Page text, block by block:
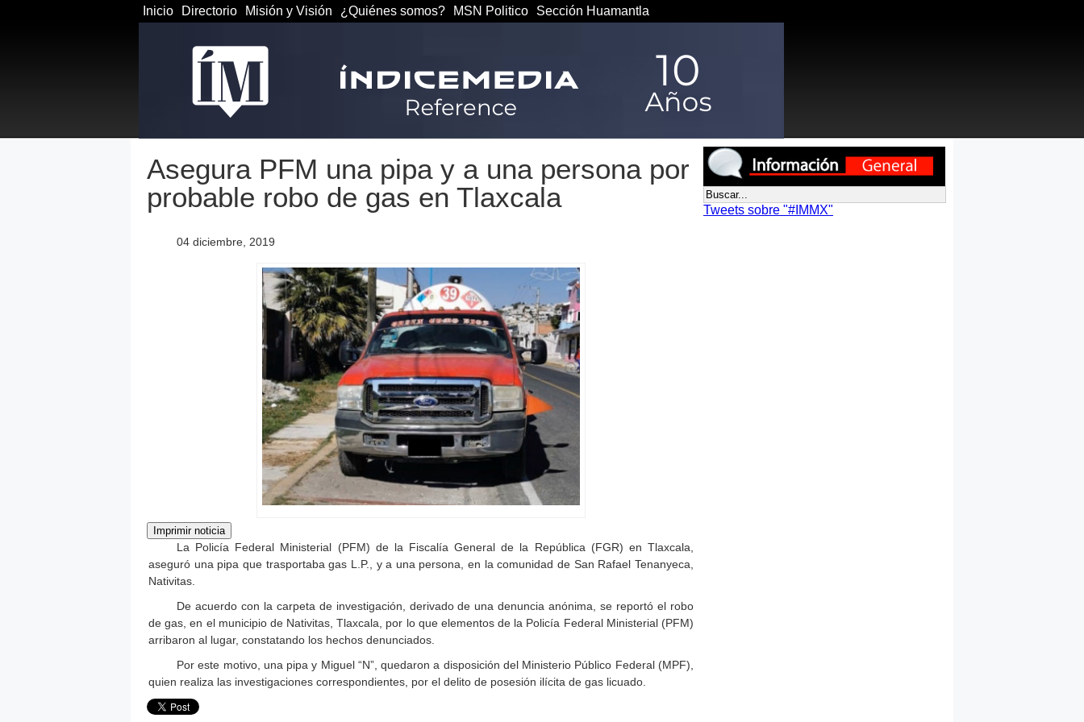
Inicio Directorio Misión y Visión ¿Quiénes somos? MSN Politico Sección Huamantla
Asegura PFM una pipa y a una persona por
probable robo de gas en Tlaxcala
04 diciembre, 2019
La Policía Federal Ministerial (PFM) de la Fiscalía General de la República (FGR) en Tlaxcala,
aseguró una pipa que trasportaba gas L.P., y a una persona, en la comunidad de San Rafael Tenanyeca,
Nativitas.
De acuerdo con la carpeta de investigación, derivado de una denuncia anónima, se reportó el robo
de gas, en el municipio de Nativitas, Tlaxcala, por lo que elementos de la Policía Federal Ministerial (PFM)
arribaron al lugar, constatando los hechos denunciados.
Por este motivo, una pipa y Miguel “N”, quedaron a disposición del Ministerio Público Federal (MPF),
quien realiza las investigaciones correspondientes, por el delito de posesión ilícita de gas licuado.
Tweets sobre "#IMMX"